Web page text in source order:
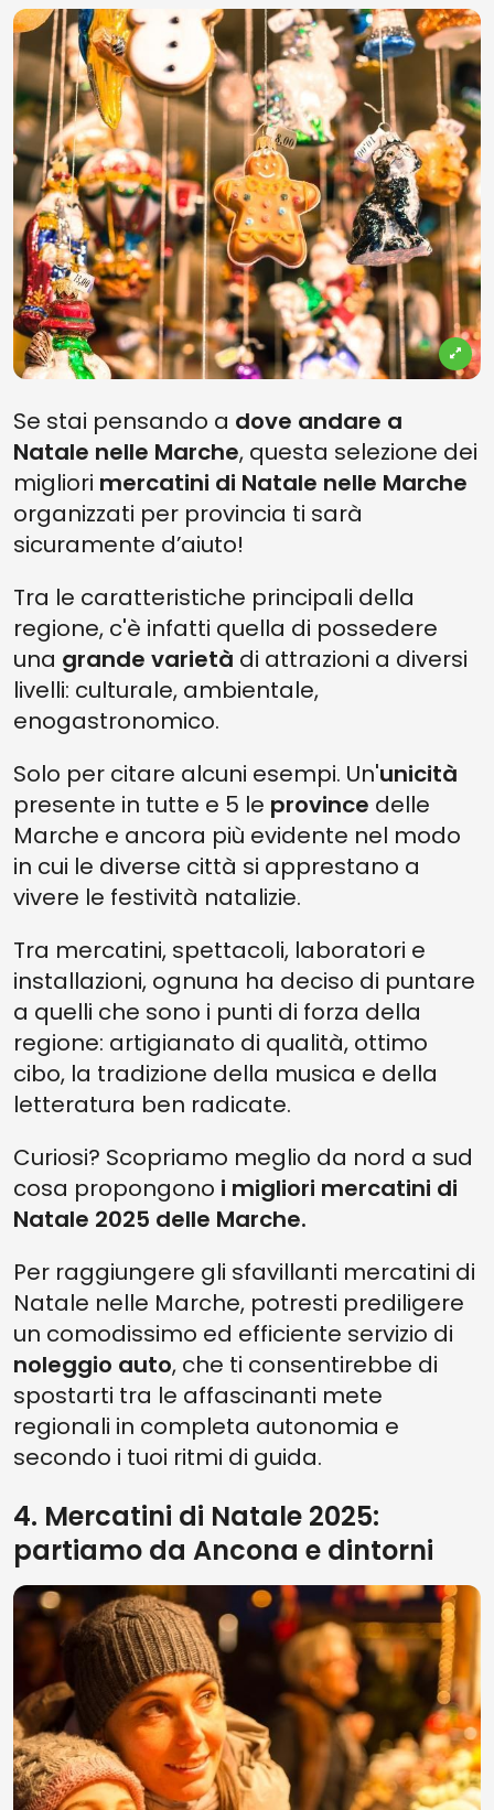
Se stai pensando a dove andare a
Natale nelle Marche, questa selezione dei
migliori mercatini di Natale nelle Marche
organizzati per provincia ti sarà
sicuramente d’aiuto!
Tra le caratteristiche principali della
regione, c'è infatti quella di possedere
una grande varietà di attrazioni a diversi
livelli: culturale, ambientale,
enogastronomico.
Solo per citare alcuni esempi. Un'unicità
presente in tutte e 5 le province delle
Marche e ancora più evidente nel modo
in cui le diverse città si apprestano a
vivere le festività natalizie.
Tra mercatini, spettacoli, laboratori e
installazioni, ognuna ha deciso di puntare
a quelli che sono i punti di forza della
regione: artigianato di qualità, ottimo
cibo, la tradizione della musica e della
letteratura ben radicate.
Curiosi? Scopriamo meglio da nord a sud
cosa propongono i migliori mercatini di
Natale 2025 delle Marche.
Per raggiungere gli sfavillanti mercatini di
Natale nelle Marche, potresti prediligere
un comodissimo ed efficiente servizio di
noleggio auto, che ti consentirebbe di
spostarti tra le affascinanti mete
regionali in completa autonomia e
secondo i tuoi ritmi di guida.
4. Mercatini di Natale 2025:
partiamo da Ancona e dintorni